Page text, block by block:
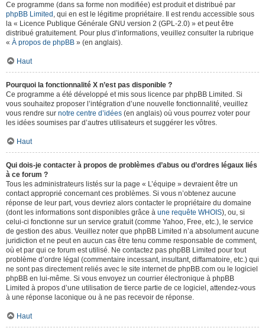
Ce programme (dans sa forme non modifiée) est produit et distribué par
phpBB Limited , qui en est le légitime propriétaire. Il est rendu accessible sous
la « Licence Publique Générale GNU version 2 (GPL-2.0) » et peut être
distribué gratuitement. Pour plus d’informations, veuillez consulter la rubrique
« À propos de phpBB » (en anglais).
Haut
Pourquoi la fonctionnalité X n’est pas disponible ?
Ce programme a été développé et mis sous licence par phpBB Limited. Si
vous souhaitez proposer l’intégration d’une nouvelle fonctionnalité, veuillez
vous rendre sur notre centre d’idées (en anglais) où vous pourrez voter pour
les idées soumises par d’autres utilisateurs et suggérer les vôtres.
Haut
Qui dois-je contacter à propos de problèmes d’abus ou d’ordres légaux liés
à ce forum ?
Tous les administrateurs listés sur la page « L’équipe » devraient être un
contact approprié concernant ces problèmes. Si vous n’obtenez aucune
réponse de leur part, vous devriez alors contacter le propriétaire du domaine
(dont les informations sont disponibles grâce à une requête WHOIS), ou, si
celui-ci fonctionne sur un service gratuit (comme Yahoo, Free, etc.), le service
de gestion des abus. Veuillez noter que phpBB Limited n’a absolument aucune
juridiction et ne peut en aucun cas être tenu comme responsable de comment,
où et par qui ce forum est utilisé. Ne contactez pas phpBB Limited pour tout
problème d’ordre légal (commentaire incessant, insultant, diffamatoire, etc.) qui
ne sont pas directement reliés avec le site internet de phpBB.com ou le logiciel
phpBB en lui-même. Si vous envoyez un courrier électronique à phpBB
Limited à propos d’une utilisation de tierce partie de ce logiciel, attendez-vous
à une réponse laconique ou à ne pas recevoir de réponse.
Haut